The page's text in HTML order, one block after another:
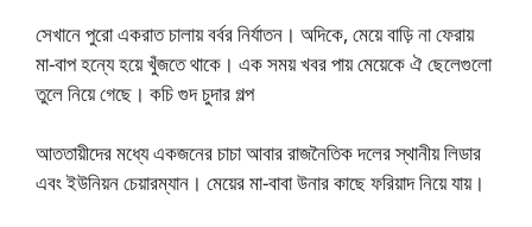
সেখানে পুরো একরাত চালায় বর্বর নির্যাতন। অদিকে, মেয়ে বাড়ি না ফেরায়
মা-বাপ হন্যে হয়ে খুঁজতে থাকে। এক সময় খবর পায় মেয়েকে ঐ ছেলেগুলো
তুলে নিয়ে গেছে। কচি গুদ চুদার গল্প
আততায়ীদের মধ্যে একজনের চাচা আবার রাজনৈতিক দলের স্থানীয় লিডার
এবং ইউনিয়ন চেয়ারম্যান। মেয়ের মা-বাবা উনার কাছে ফরিয়াদ নিয়ে যায়।